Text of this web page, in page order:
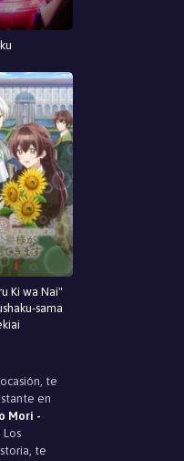
Ki wa Nai"
sama
te
en
Mori -
te